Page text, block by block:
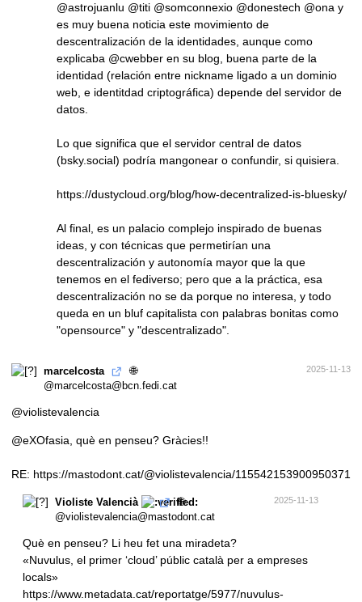
@astrojuanlu @titi @somconnexio @donestech @ona y
es muy buena noticia este movimiento de
descentralización de la identidades, aunque como
explicaba @cwebber en su blog, buena parte de la
identidad (relación entre nickname ligado a un dominio
web, e identitdad criptográfica) depende del servidor de
datos.
Lo que significa que el servidor central de datos
(bsky.social) podría mangonear o confundir, si quisiera.
https://dustycloud.org/blog/how-decentralized-is-bluesky/
Al final, es un palacio complejo inspirado de buenas
ideas, y con técnicas que permetirían una
descentralización y autonomía mayor que la que
tenemos en el fediverso; pero que a la práctica, esa
descentralización no se da porque no interesa, y todo
queda en un bluf capitalista con palabras bonitas como
"opensource" y "descentralizado".
marcelcosta 🌐 2025-11-13
@marcelcosta@bcn.fedi.cat
@violistevalencia
@eXOfasia , què en penseu? Gràcies!!
RE: https://mastodont.cat/@violistevalencia/115542153900950371
Violiste Valencià 🌐 2025-11-13
@violistevalencia@mastodont.cat
Què en penseu? Li heu fet una miradeta?
«Nuvulus, el primer ‘cloud’ públic català per a empreses
locals»
https://www. metadata.cat/reportatge/5977/nuvulus-